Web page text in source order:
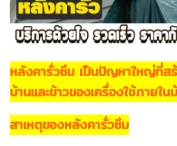
หลังคารั่วซึม เป็นปัญหาใหญ่ที่ส
บ้านและข้าวของเครื่องใช้ภายใน
สาเหตุของหลังคารั่วซึม